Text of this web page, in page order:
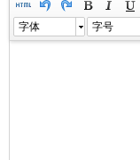
字体 字号